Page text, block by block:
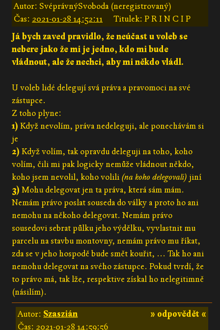
Autor: SvéprávnýSvoboda (neregistrovaný)
Čas: 2021-01-28 14:52:11
Titulek: P R I N C I P
Já bych zaved pravidlo, že neúčast u voleb se
nebere jako že mi je jedno, kdo mi bude
vládnout, ale že nechci, aby mi někdo vládl.
U voleb lidé delegují svá práva a pravomoci na své
zástupce.
Z toho plyne:
1) Když nevolím, práva nedeleguji, ale ponechávám si
je
2) Když volím, tak opravdu deleguji na toho, koho
volím, čili mi pak logicky nemůže vládnout někdo,
koho jsem nevolil, koho volili (na koho delegovali) jiní
3) Mohu delegovat jen ta práva, která sám mám.
Nemám právo poslat souseda do války a proto ho ani
nemohu na někoho delegovat. Nemám právo
sousedovi sebrat půlku jeho výdělku, vyvlastnit mu
parcelu na stavbu montovny, nemám právo mu říkat,
zda se v jeho hospodě bude smět kouřit, ... Tak ho ani
nemohu delegovat na svého zástupce. Pokud tvrdí, že
to právo má, tak lže, respektive získal ho nelegitimně
(násilím).
» odpovědět «
Autor: Szaszián
Čas: 2021-01-28 14:59:56